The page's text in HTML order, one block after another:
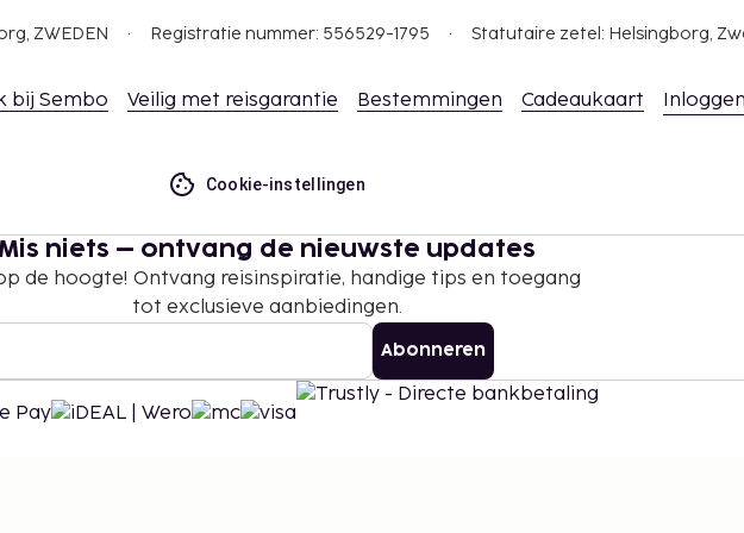
ZWEDEN Registratie nummer: 556529-1795 Statutaire zetel: Helsingborg,
bij Sembo Veilig met reisgarantie Bestemmingen Cadeaukaart
Cookie-instellingen
niets – ontvang de nieuwste updates
de hoogte! Ontvang reisinspiratie, handige tips en toegang
tot exclusieve aanbiedingen.
Abonneren